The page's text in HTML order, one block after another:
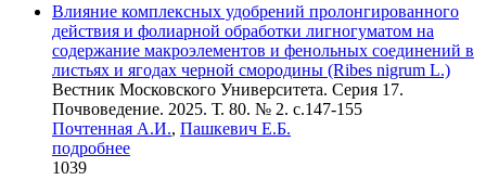
Влияние комплексных удобрений пролонгированного
действия и фолиарной обработки лигногуматом на
содержание макроэлементов и фенольных соединений в
листьях и ягодах черной смородины (Ribes nigrum L.)
Вестник Московского Университета. Серия 17.
Почвоведение. 2025. Т. 80. № 2. c.147-155
Почтенная А.И., Пашкевич Е.Б.
подробнее
1039